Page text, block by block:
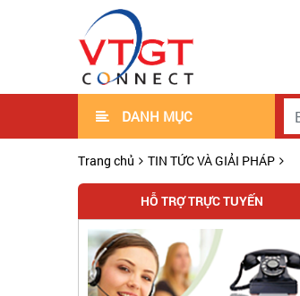
DANH MỤC
Trang chủ TIN TỨC VÀ GIẢI PHÁP
HỖ TRỢ TRỰC TUYẾN